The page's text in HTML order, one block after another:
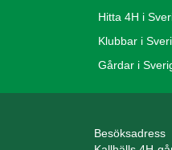
Hitta 4H i
Klubbar i
Gårdar i
Besöksadress